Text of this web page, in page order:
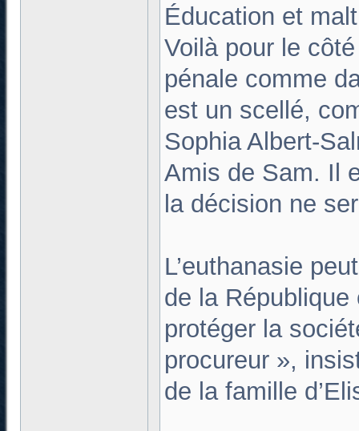
Éducation et
Voilà pour le
pénale comme
est un scellé,
Sophia Albert-
Amis de Sam. Il
la décision ne
L’euthanasie
de la
protéger la
procureur »,
de la famille